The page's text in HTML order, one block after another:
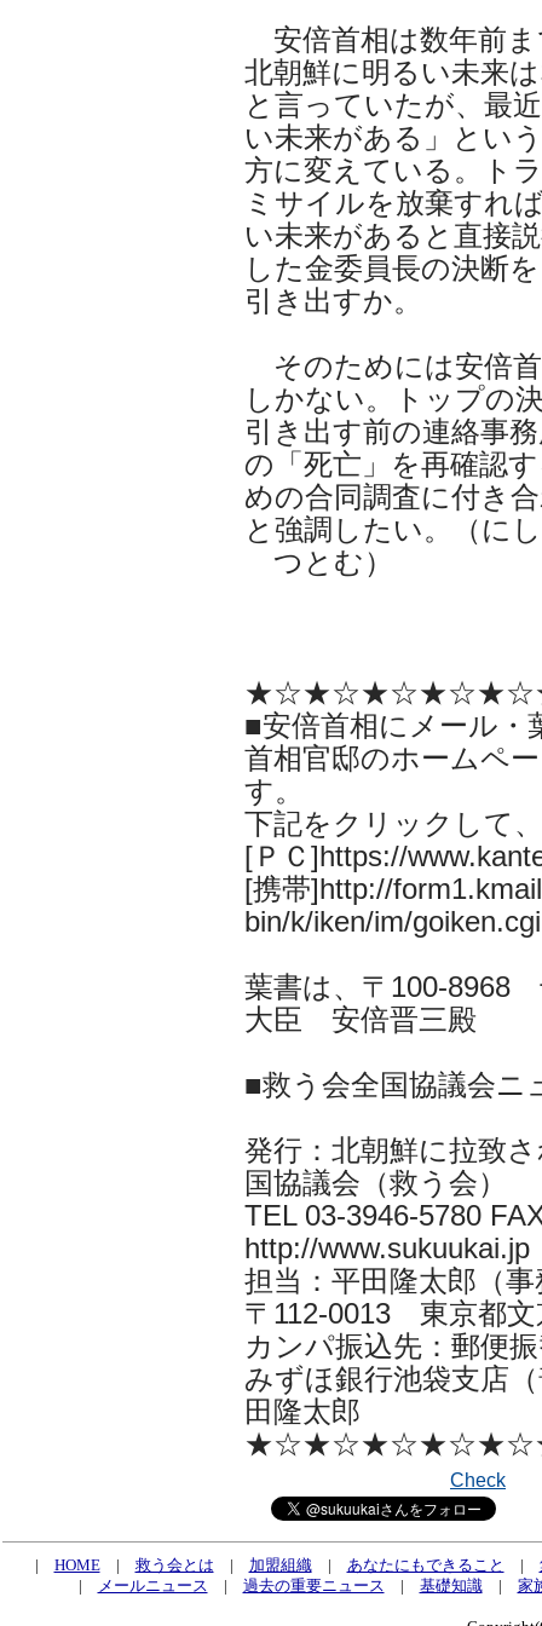
安倍首相は数年前
北朝鮮に明るい未来
と言っていたが、最
い未来がある」とい
方に変えている。ト
ミサイルを放棄すれ
い未来があると直接
した金委員長の決断
引き出すか。
そのためには安倍
しかない。トップの
引き出す前の連絡事
の「死亡」を再確認
めの合同調査に付き
と強調したい。（に
つとむ）
■安倍首相にメール・
首相官邸のホームペ
す。
下記をクリックして
[ＰＣ]https://
[携帯]http://
bin/k/iken/im/goiken.cgi
葉書は、〒100-8968
大臣 安倍晋三殿
■救う会全国協議会ニ
発行：北朝鮮に拉致
国協議会（救う会）
TEL 03-3946-5780
http://www.sukuukai.jp
担当：平田隆太郎（
〒112-0013 東京都文
カンパ振込先：郵便
みずほ銀行池袋支店
田隆太郎
Check
| HOME| 救う会とは | 加盟組織| あなたにもできること |
|
メールニュース | 過去の重要ニュース | 基礎知識| 家